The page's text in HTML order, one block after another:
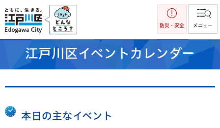
江戸川区
防災・安全 メニュー
江戸川区イベントカレンダー
本日の主なイベント